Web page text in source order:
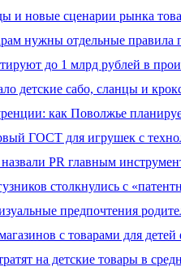
и новые сценарии рынка
нужны отдельные правила
до 1 млрд рублей в
детские сабо, сланцы и
как Поволжье
ГОСТ для игрушек с
PR главным
столкнулись с
предпочтения
с товарами для
на детские товары в